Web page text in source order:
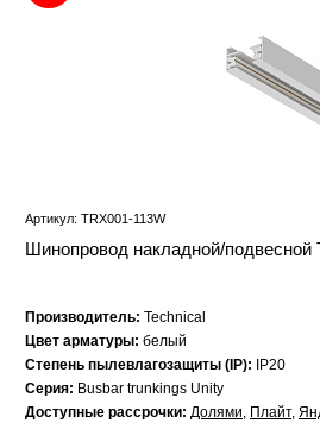
Артикул: TRX001-113W
Шинопровод накладной/подвесной
Производитель: Technical
Цвет арматуры: белый
Степень пылевлагозащиты (IP):
IP20
Серия: Busbar trunkings Unity
Доступные рассрочки: Долями, Плайт,